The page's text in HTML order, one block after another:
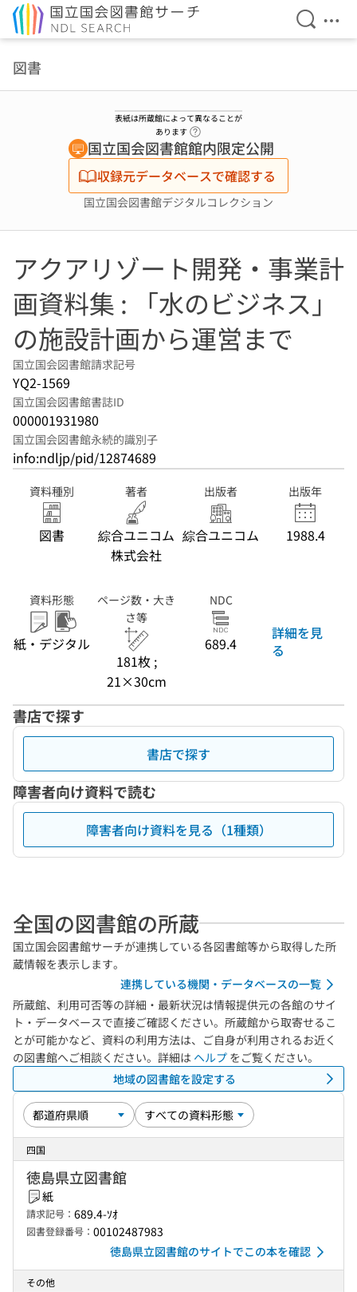
検索を
メ
図書
表紙は所蔵館によって異なることが
あります
国立国会図書館館内限定公開
収録元データベースで確認する
国立国会図書館デジタルコレクション
アクアリゾート開発・事業計
画資料集 : 「水のビジネス」
の施設計画から運営まで
国立国会図書館請求記号
YQ2-1569
国立国会図書館書誌ID
000001931980
国立国会図書館永続的識別子
info:ndljp/pid/12874689
資料種別
図書
著者
綜合ユニコム
株式会社
出版者
綜合ユニコム
出版年
1988.4
資料形態
紙・デジタル
ページ数・大き
さ等
181枚 ;
21×30cm
NDC
689.4
詳細を見
る
書店で探す
書店で探す
障害者向け資料で読む
障害者向け資料を見る（1種類）
全国の図書館の所蔵
国立国会図書館サーチが連携している各図書館等から取得した所
蔵情報を表示します。
連携している機関・データベースの一覧
所蔵館、利用可否等の詳細・最新状況は情報提供元の各館のサイ
ト・データベースで直接ご確認ください。所蔵館から取寄せるこ
とが可能かなど、資料の利用方法は、ご自身が利用されるお近く
の図書館へご相談ください。詳細は ヘルプ をご覧ください。
地域の図書館を設定する
四国
徳島県立図書館
紙
請求記号： 689.4-ｿｵ
図書登録番号： 00102487983
徳島県立図書館のサイトでこの本を確認
その他